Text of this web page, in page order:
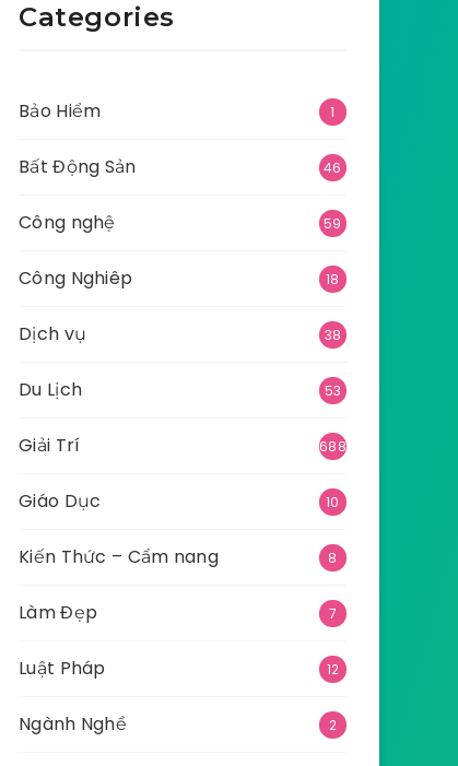
Categories
Bảo Hiểm 1
Bất Động Sản 46
Công nghệ 59
Công Nghiêp 18
Dịch vụ 38
Du Lịch 53
Giải Trí 688
Giáo Dục 10
Kiến Thức – Cẩm nang 8
Làm Đẹp 7
Luật Pháp 12
Ngành Nghề 2